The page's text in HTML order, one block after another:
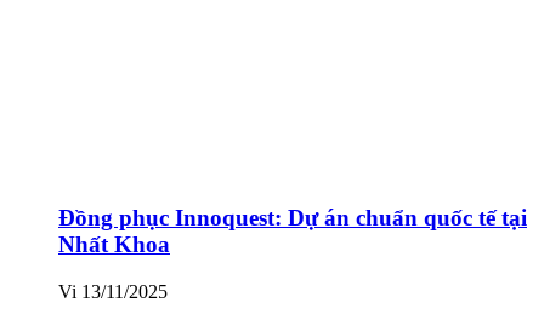
Đồng phục Innoquest: Dự án chuẩn quốc tế tại
Nhất Khoa
Vi 13/11/2025